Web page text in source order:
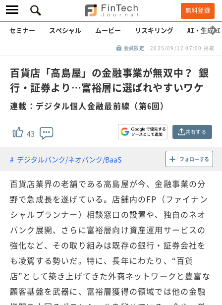
無料登録
セミナー スペシャル ムービー リスキリング AI・生成AI
会員限定 2025/09/12 07:00 掲載
百貨店「高島屋」の金融事業が無双中？ 銀
行・証券より…富裕層に選ばれやすいワケ
連載：デジタル個人金融最前線（第6回）
43 共有する
デジタルバンク/ネオバンク/BaaS フォローする
百貨店業界の老舗である高島屋が今、金融事業の分
野で急成長を遂げている。店舗内のFP（ファイナン
シャルプランナー）相談窓口の設置や、独自のネオ
バンク展開、さらに富裕層向け資産運用サービスの
強化など、その取り組みは既存の銀行・証券会社を
も凌駕する勢いだ。特に、長年にわたり、“百貨
店”として築き上げてきた外商ネットワークと豊富な
顧客基盤を武器に、富裕層獲得の領域では他の金融